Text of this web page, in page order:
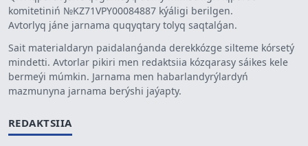
komitetiniń №KZ71VPY00084887 kýáligi berilgen.
Avtorlyq jáne jarnama quqyqtary tolyq saqtalǵan.
Sait materialdaryn paidalanǵanda derekkózge silteme kórsetý
mindetti. Avtorlar pikiri men redaktsiia kózqarasy sáikes kele
bermeýi múmkin. Jarnama men habarlandyrýlardyń
mazmunyna jarnama berýshi jaýapty.
REDAKTSIIA